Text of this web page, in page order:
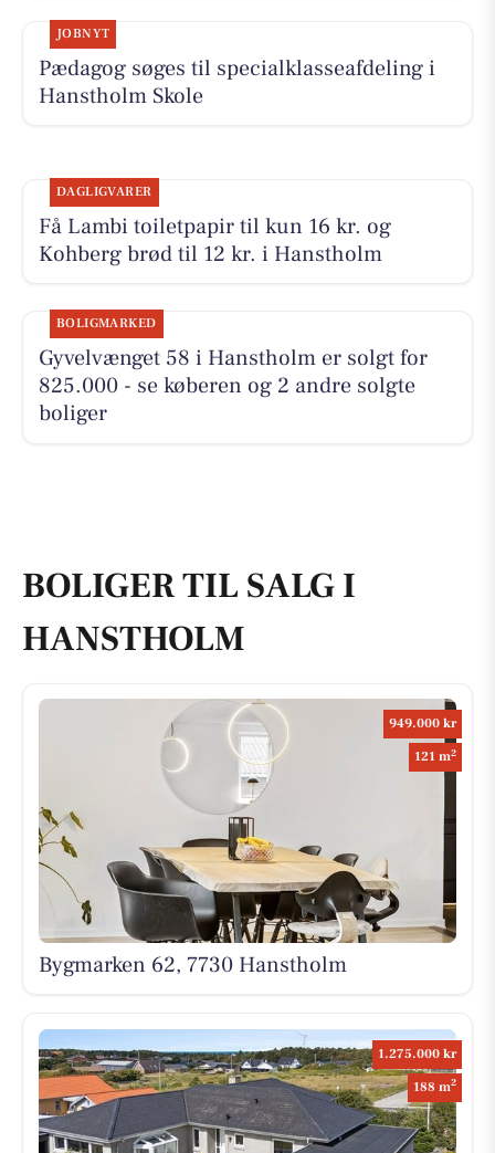
JOBNYT
Pædagog søges til specialklasseafdeling i
Hanstholm Skole
DAGLIGVARER
Få Lambi toiletpapir til kun 16 kr. og
Kohberg brød til 12 kr. i Hanstholm
BOLIGMARKED
Gyvelvænget 58 i Hanstholm er solgt for
825.000 - se køberen og 2 andre solgte
boliger
BOLIGER TIL SALG I
HANSTHOLM
949.000 kr
121 m2
Bygmarken 62, 7730 Hanstholm
1.275.000 kr
188 m2